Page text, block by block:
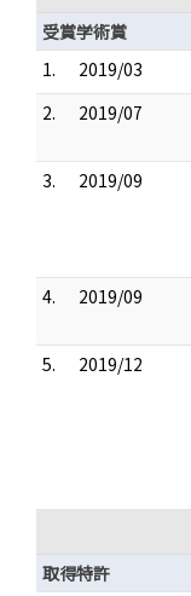
受賞学術賞
1.
2019/03
2.
2019/07
3.
2019/09
4.
2019/09
5.
2019/12
取得特許